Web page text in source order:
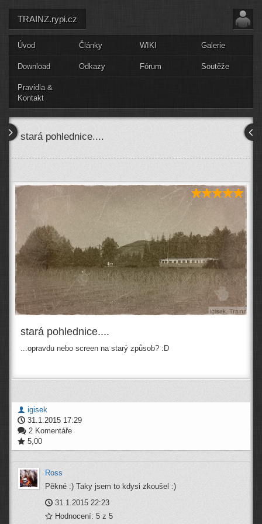
TRAINZ.rypi.cz
Úvod Články WIKI Galerie
Download Odkazy Fórum Soutěže
Pravidla &
Kontakt
stará pohlednice....
stará pohlednice....
...opravdu nebo screen na starý způsob? :D
igisek
31.1.2015 17:29
2 Komentáře
5,00
Ross
Pěkné :) Taky jsem to kdysi zkoušel :)
31.1.2015 22:23
Hodnocení: 5 z 5